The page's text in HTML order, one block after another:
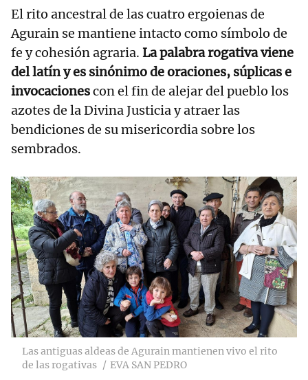
El rito ancestral de las cuatro ergoienas de
Agurain se mantiene intacto como símbolo de
fe y cohesión agraria. La palabra rogativa viene
del latín y es sinónimo de oraciones, súplicas e
invocacionescon el fin de alejar del pueblo los
azotes de la Divina Justicia y atraer las
bendiciones de su misericordia sobre los
sembrados.
Las antiguas aldeas de Agurain mantienen vivo el rito
de las rogativas
EVA SAN PEDRO